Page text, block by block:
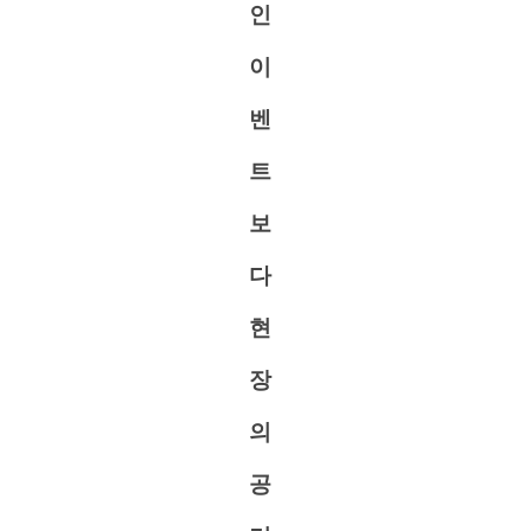
인
이
벤
트
보
다
현
장
의
공